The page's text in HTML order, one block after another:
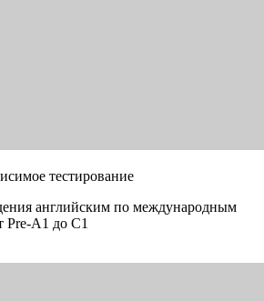
тестирование
английским по международным
Pre-A1 до C1